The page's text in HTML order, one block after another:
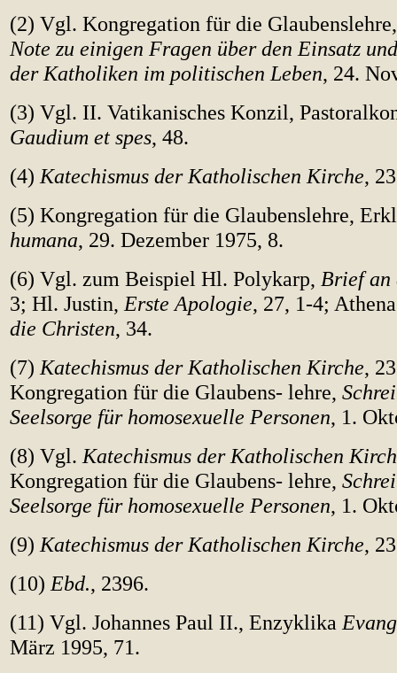
(2) Vgl. Kongregation für die
Note zu einigen Fragen über den Einsatz
der Katholiken im politischen Leben, 24.
(3) Vgl. II. Vatikanisches Konzil,
Gaudium et spes, 48.
(4) Katechismus der Katholischen Kirche,
(5) Kongregation für die Glaubenslehre,
humana, 29. Dezember 1975, 8.
(6) Vgl. zum Beispiel Hl. Polykarp, Brief
3; Hl. Justin, Erste Apologie, 27, 1-4;
die Christen, 34.
(7) Katechismus der Katholischen Kirche,
Kongregation für die Glaubens- lehre,
Seelsorge für homosexuelle Personen, 1.
(8) Vgl. Katechismus der Katholischen
Kongregation für die Glaubens- lehre,
Seelsorge für homosexuelle Personen, 1.
(9) Katechismus der Katholischen Kirche,
(10) Ebd., 2396.
(11) Vgl. Johannes Paul II., Enzyklika
März 1995, 71.